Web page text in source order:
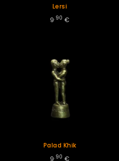
Lersi
9.90 €
Palad Khik
9.90 €